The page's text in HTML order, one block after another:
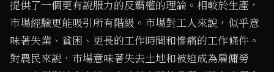
提供了一個更有說服力的反霸權的理論。相較於生產，
市場經驗更能吸引所有階級。市場對工人來說，似乎意
味著失業、貧困、更長的工作時間和慘痛的工作條件。
對農民來說，市場意味著失去土地和被迫成為雇傭勞